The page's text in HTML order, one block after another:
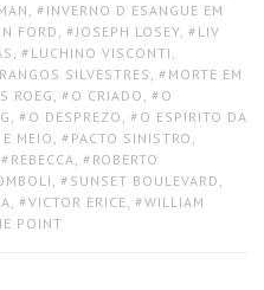
, INVERNO D ESANGUE EM
FORD, JOSEPH LOSEY, LIV
, LUCHINO VISCONTI ,
SILVESTRES , MORTE EM
ROEG , O CRIADO , O
, O DESPREZO , O ESPÍRITO DA
MEIO , PACTO SINISTRO ,
REBECCA, ROBERTO
, SUNSET BOULEVARD ,
, VICTOR ERICE, WILLIAM
POINT